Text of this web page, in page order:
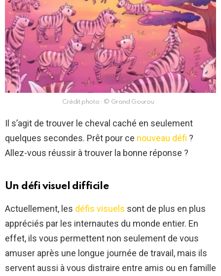
Crédit photo : © Grand Gourou
Il s’agit de trouver le cheval caché en seulement
quelques secondes. Prêt pour ce nouveau défi ?
Allez-vous réussir à trouver la bonne réponse ?
Un défi visuel difficile
Actuellement, les défis visuels sont de plus en plus
appréciés par les internautes du monde entier. En
effet, ils vous permettent non seulement de vous
amuser après une longue journée de travail, mais ils
servent aussi à vous distraire entre amis ou en famille